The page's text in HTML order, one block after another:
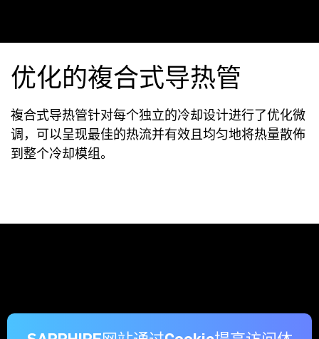
优化的複合式导热管
複合式导热管针对每个独立的冷却设计进行了优化微
调，可以呈现最佳的热流并有效且均匀地将热量散佈
到整个冷却模组。